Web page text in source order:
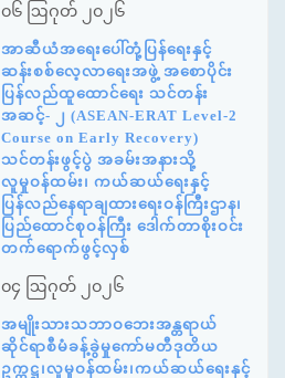
၀၆ ဩဂုတ် ၂၀၂၆
အာဆီယံအရေးပေါ်တုံ့ပြန်ရေးနှင့်
ဆန်းစစ်လေ့လာရေးအဖွဲ့ အစောပိုင်း
ပြန်လည်ထူထောင်ရေး သင်တန်း
အဆင့်- ၂ (ASEAN-ERAT Level-2
Course on Early Recovery)
သင်တန်းဖွင့်ပွဲ အခမ်းအနားသို့
လူမှုဝန်ထမ်း၊ ကယ်ဆယ်ရေးနှင့်
ပြန်လည်နေရာချထားရေးဝန်ကြီးဌာန၊
ပြည်ထောင်စုဝန်ကြီး ဒေါက်တာစိုးဝင်း
တက်ရောက်ဖွင့်လှစ်
၀၄ ဩဂုတ် ၂၀၂၆
အမျိုးသားသဘာဝဘေးအန္တရာယ်
ဆိုင်ရာစီမံခန့်ခွဲမှုကော်မတီဒုတိယ
ဥက္ကဋ္ဌ၊လူမှုဝန်ထမ်း၊ကယ်ဆယ်ရေးနှင့်